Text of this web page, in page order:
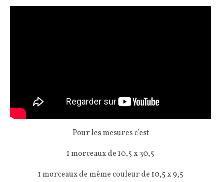
Pour les mesures c’est
1 morceaux de 10,5 x 30,5
1 morceaux de même couleur de 10,5 x 9,5